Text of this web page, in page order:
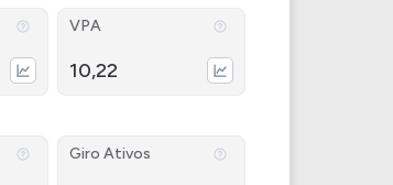
VPA
10,22
Giro Ativos